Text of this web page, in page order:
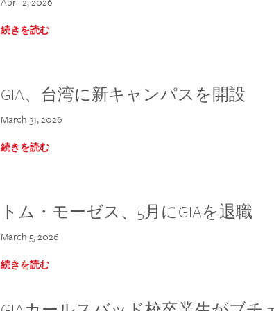
続きを読む
GIA、台湾に新キャンパスを開設
March 31, 2026
続きを読む
トム・モーゼス、5月にGIAを退職
March 5, 2026
続きを読む